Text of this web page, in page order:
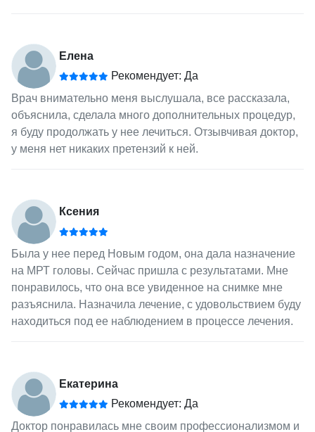
Елена
Рекомендует: Да
Врач внимательно меня выслушала, все рассказала,
объяснила, сделала много дополнительных процедур,
я буду продолжать у нее лечиться. Отзывчивая доктор,
у меня нет никаких претензий к ней.
Ксения
Была у нее перед Новым годом, она дала назначение
на МРТ головы. Сейчас пришла с результатами. Мне
понравилось, что она все увиденное на снимке мне
разъяснила. Назначила лечение, с удовольствием буду
находиться под ее наблюдением в процессе лечения.
Екатерина
Рекомендует: Да
Доктор понравилась мне своим профессионализмом и